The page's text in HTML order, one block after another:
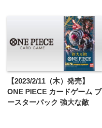
【2023/2/11（木）発売】
ONE PIECE カードゲーム ブ
ースターパック 強大な敵